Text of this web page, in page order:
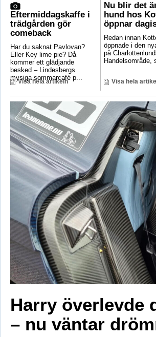
Eftermiddagskaffe i
trädgården gör
comeback
Har du saknat Pavlovan?
Eller Key lime pie? Då
kommer ett glädjande
besked – Lindesbergs
mysiga sommarcafé p...
Visa hela artikeln
Nu blir det
hund hos
öppnar
Redan innan
öppnade i den
på
Handelsområde,
Visa hela
Harry överlevde
– nu väntar